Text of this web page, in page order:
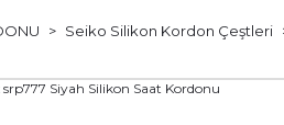
Seiko Silikon Kordon Çeştleri